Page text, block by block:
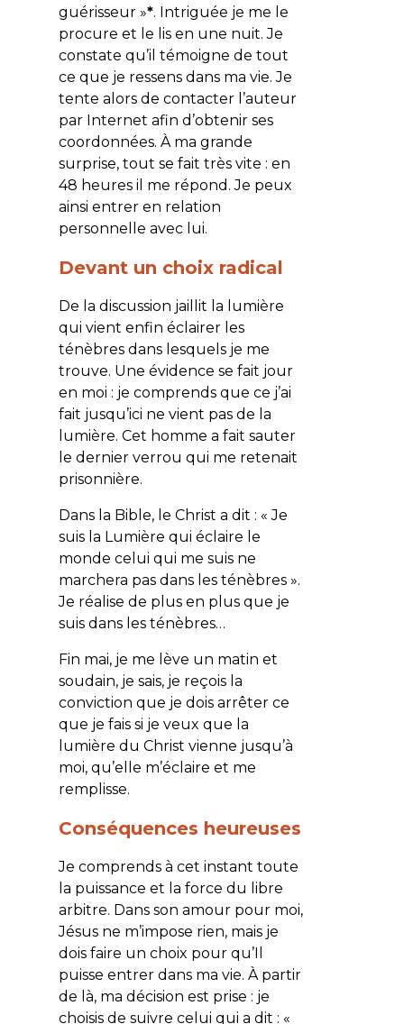
guérisseur »*. Intriguée je me le
procure et le lis en une nuit. Je
constate qu’il témoigne de tout
ce que je ressens dans ma vie. Je
tente alors de contacter l’auteur
par Internet afin d’obtenir ses
coordonnées. À ma grande
surprise, tout se fait très vite : en
48 heures il me répond. Je peux
ainsi entrer en relation
personnelle avec lui.
Devant un choix radical
De la discussion jaillit la lumière
qui vient enfin éclairer les
ténèbres dans lesquels je me
trouve. Une évidence se fait jour
en moi : je comprends que ce j’ai
fait jusqu’ici ne vient pas de la
lumière. Cet homme a fait sauter
le dernier verrou qui me retenait
prisonnière.
Dans la Bible, le Christ a dit : «Je
suis la Lumière qui éclaire le
monde celui qui me suis ne
marchera pas dans les ténèbres».
Je réalise de plus en plus que je
suis dans les ténèbres…
Fin mai, je me lève un matin et
soudain, je sais, je reçois la
conviction que je dois arrêter ce
que je fais si je veux que la
lumière du Christ vienne jusqu’à
moi, qu’elle m’éclaire et me
remplisse.
Conséquences heureuses
Je comprends à cet instant toute
la puissance et la force du libre
arbitre. Dans son amour pour moi,
Jésus ne m’impose rien, mais je
dois faire un choix pour qu’Il
puisse entrer dans ma vie. À partir
de là, ma décision est prise : je
choisis de suivre celui qui a dit : «